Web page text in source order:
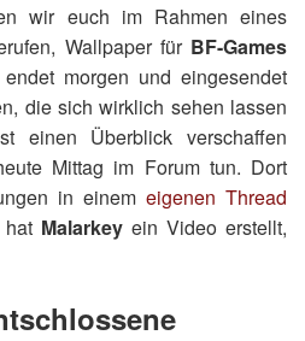
wir euch im Rahmen eines
Wallpaper für BF-Games
morgen und eingesendet
die sich wirklich sehen lassen
einen Überblick verschaffen
Mittag im Forum tun. Dort
in einem eigenen Thread
hat Malarkey ein Video erstellt,